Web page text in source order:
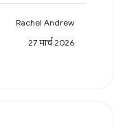
Rachel Andrew
27 मार्च 2026